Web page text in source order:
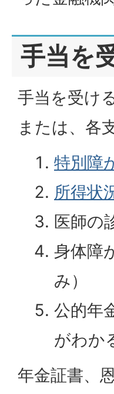
手当を
手当を受け
または、各
特別障
所得状
医師の
身体障
み）
公的年
がわか
年金証書、